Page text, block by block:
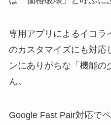
専用アプリによるイコラ
のカスタマイズにも対応
ンにありがちな「機能の
ん。
Google Fast Pair対応で